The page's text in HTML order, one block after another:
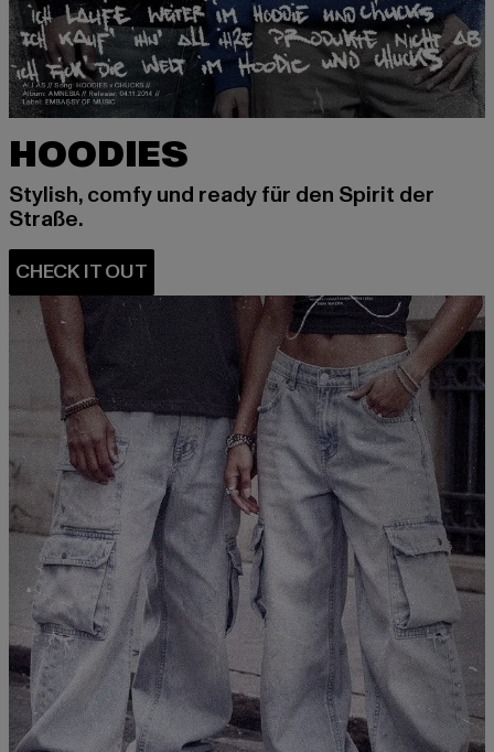
HOODIES
Stylish, comfy und ready für den Spirit der
Straße.